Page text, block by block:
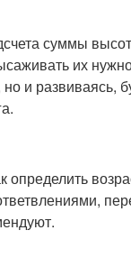
суммы
их
и развиваясь,
определить